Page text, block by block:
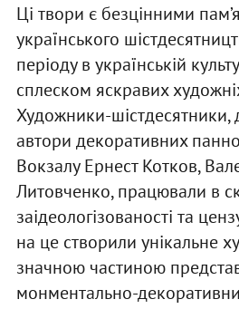
Ці твори є безцінними
українського
періоду в українській
сплеском яскравих
Художники-шістдесятники,
автори декоративних
Вокзалу Ернест Котков,
Литовченко, працювали в
заідеологізованості та
на це створили унікальне
значною частиною
монментально-